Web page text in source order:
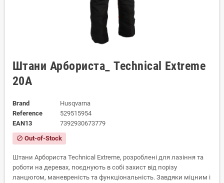
Штани Арбориста_ Technical Extreme
20A
Brand
Husqvarna
Reference
529515954
EAN13
7392930673779
block Out-of-Stock
Штани Арбориста Technical Extreme, розроблені для лазіння та
роботи на деревах, поєднують в собі захист від порізу
ланцюгом, маневреність та функціональність. Завдяки міцним і